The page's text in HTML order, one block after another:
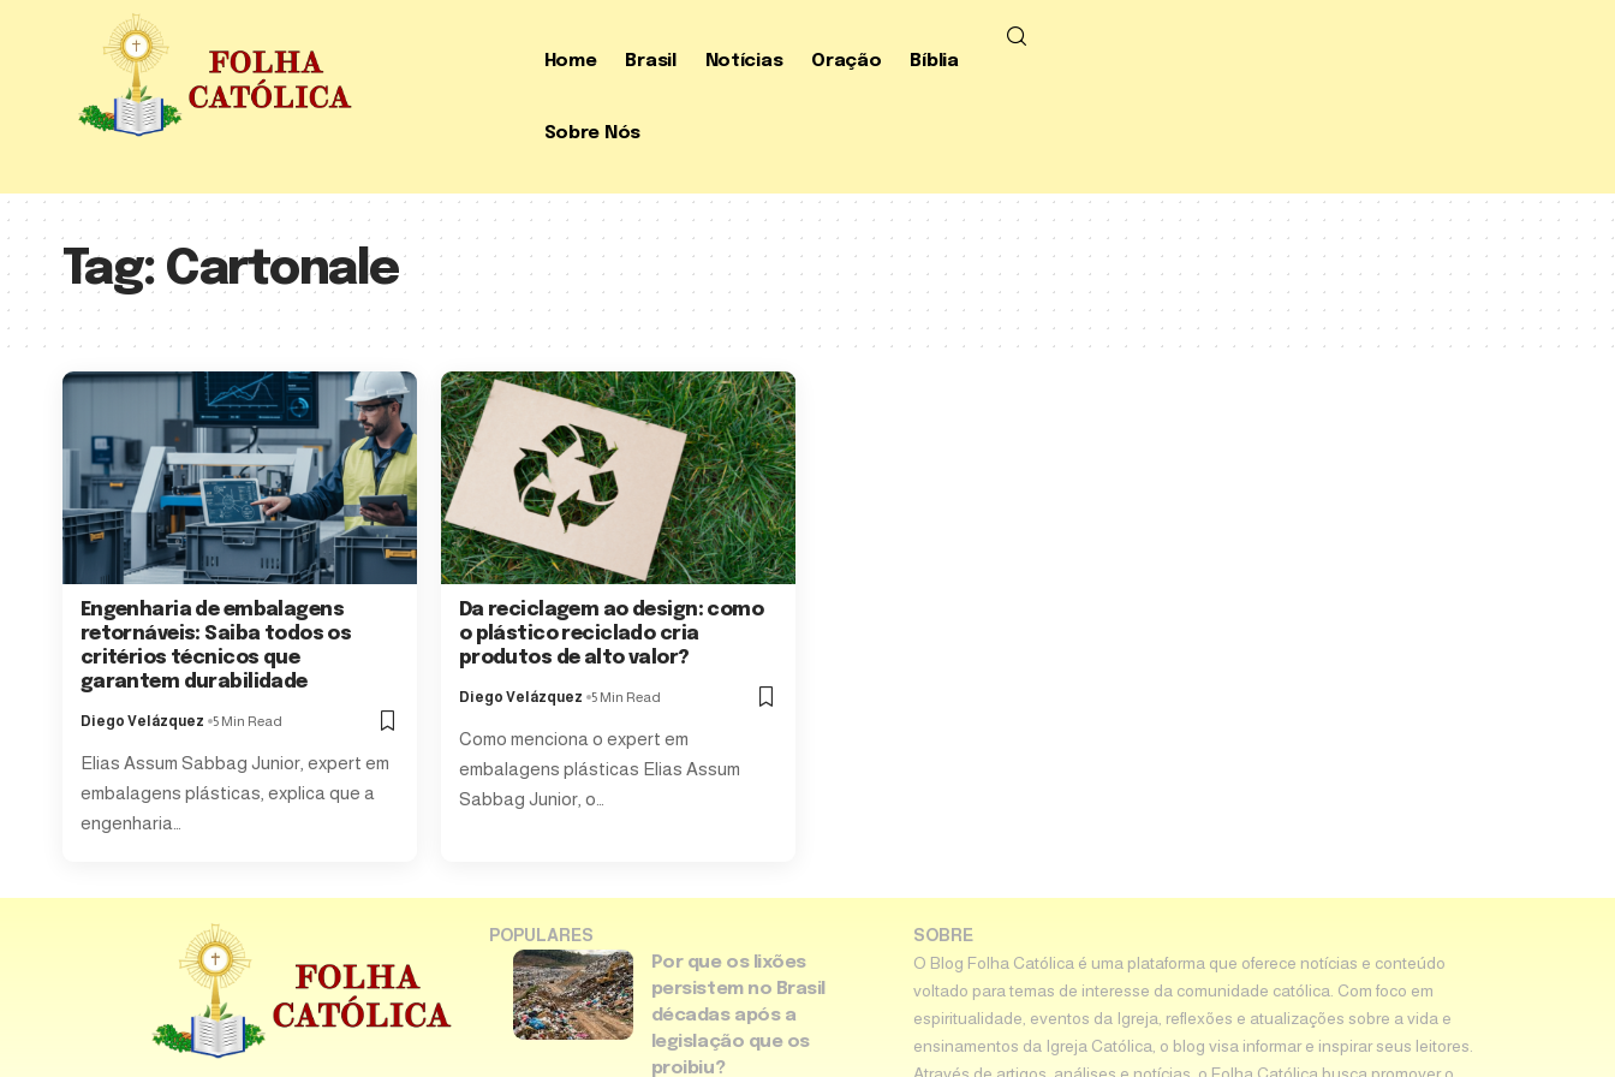
Home Brasil Notícias Oração Bíblia
Sobre Nós
Tag: Cartonale
Engenharia de embalagens
retornáveis: Saiba todos os
critérios técnicos que
garantem durabilidade
Diego Velázquez 5 Min Read
Elias Assum Sabbag Junior, expert em
embalagens plásticas, explica que a
engenharia…
Da reciclagem ao design: como
o plástico reciclado cria
produtos de alto valor?
Diego Velázquez 5 Min Read
Como menciona o expert em
embalagens plásticas Elias Assum
Sabbag Junior, o…
POPULARES
Por que os lixões
persistem no Brasil
décadas após a
legislação que os
proibiu?
SOBRE
O Blog Folha Católica é uma plataforma que oferece notícias e conteúdo
voltado para temas de interesse da comunidade católica. Com foco em
espiritualidade, eventos da Igreja, reflexões e atualizações sobre a vida e
ensinamentos da Igreja Católica, o blog visa informar e inspirar seus leitores.
Através de artigos, análises e notícias, o Folha Católica busca promover o